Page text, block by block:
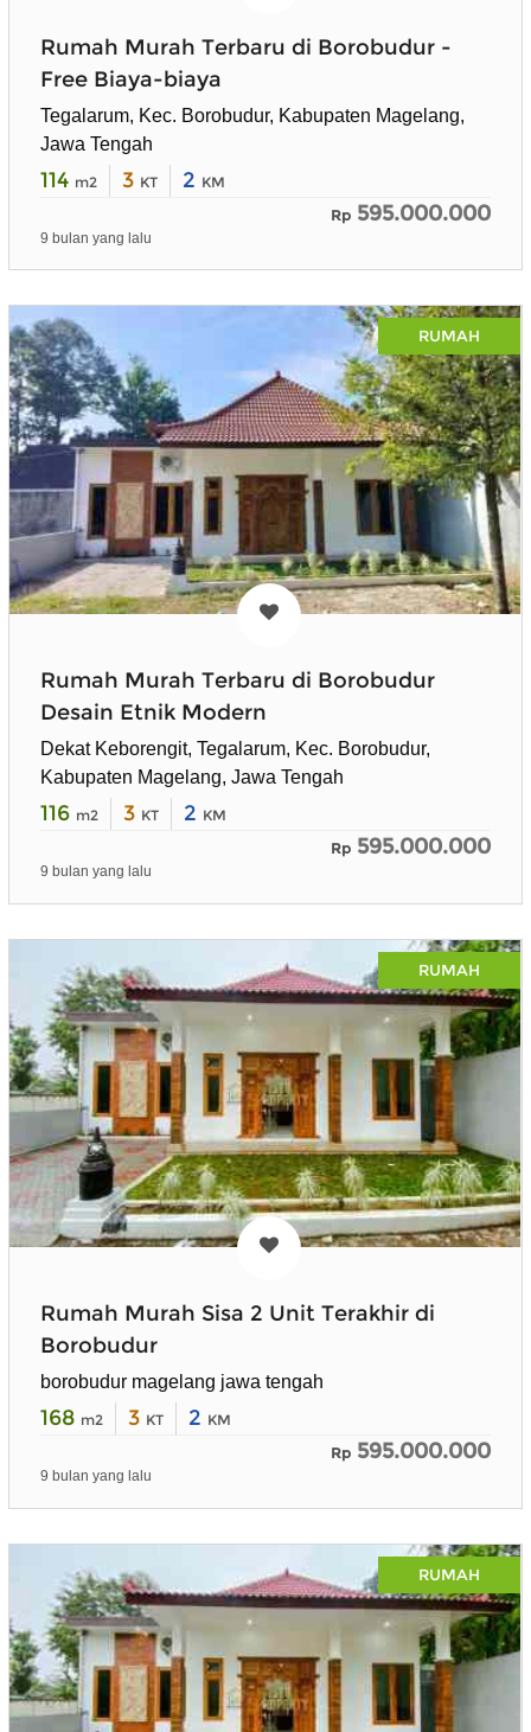
Rumah Murah Terbaru di Borobudur -
Free Biaya-biaya
Tegalarum, Kec. Borobudur, Kabupaten Magelang,
Jawa Tengah
114 m2 3 KT 2 KM
Rp 595.000.000
9 bulan yang lalu
RUMAH
Rumah Murah Terbaru di Borobudur
Desain Etnik Modern
Dekat Keborengit, Tegalarum, Kec. Borobudur,
Kabupaten Magelang, Jawa Tengah
116 m2 3 KT 2 KM
Rp 595.000.000
9 bulan yang lalu
RUMAH
Rumah Murah Sisa 2 Unit Terakhir di
Borobudur
borobudur magelang jawa tengah
168 m2 3 KT 2 KM
Rp 595.000.000
9 bulan yang lalu
RUMAH